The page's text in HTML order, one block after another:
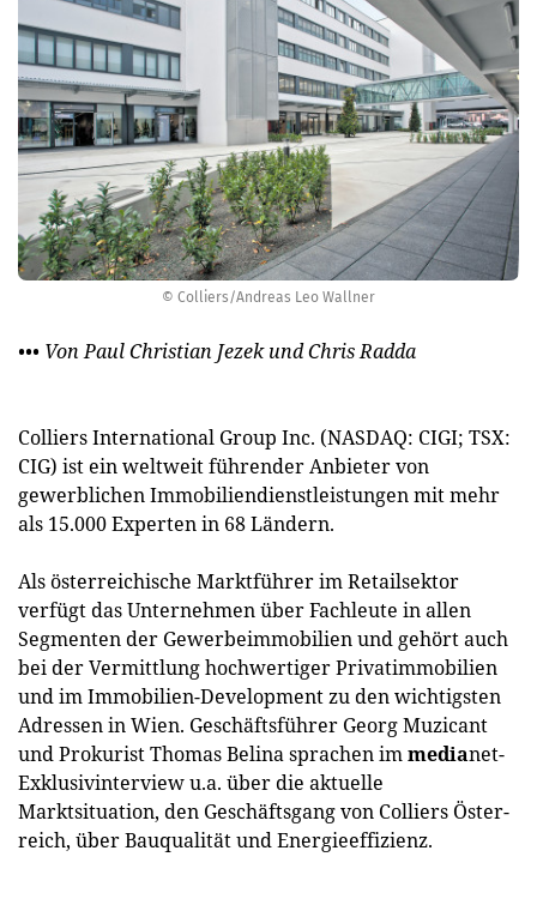
© Colliers/Andreas Leo Wallner
••• Von Paul Christian Jezek und Chris Radda
Colliers International Group Inc. (NASDAQ: CIGI; TSX:
CIG) ist ein weltweit führender Anbieter von
gewerblichen Immobiliendienstleistungen mit mehr
als 15.000 Experten in 68 Ländern.
Als österreichische Marktführer im Retailsektor
verfügt das Unternehmen über Fachleute in allen
Segmenten der Gewerbeimmobilien und gehört auch
bei der Vermittlung hochwertiger Privatimmobilien
und im Immobilien-Development zu den wichtigsten
Adressen in Wien. Geschäftsführer Georg Muzi­cant
und Prokurist Thomas Belina sprachen immedianet-
Exklusivinterview u.a. über die aktuelle
Marktsituation, den Geschäftsgang von Colliers Öster­
reich, über Bauqualität und Energieeffizienz.